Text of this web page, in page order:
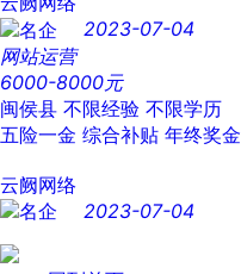
2023-07-04
网站运营
6000-8000元
闽侯县 不限经验 不限学历
五险一金 综合补贴 年终奖金
云阙网络
2023-07-04